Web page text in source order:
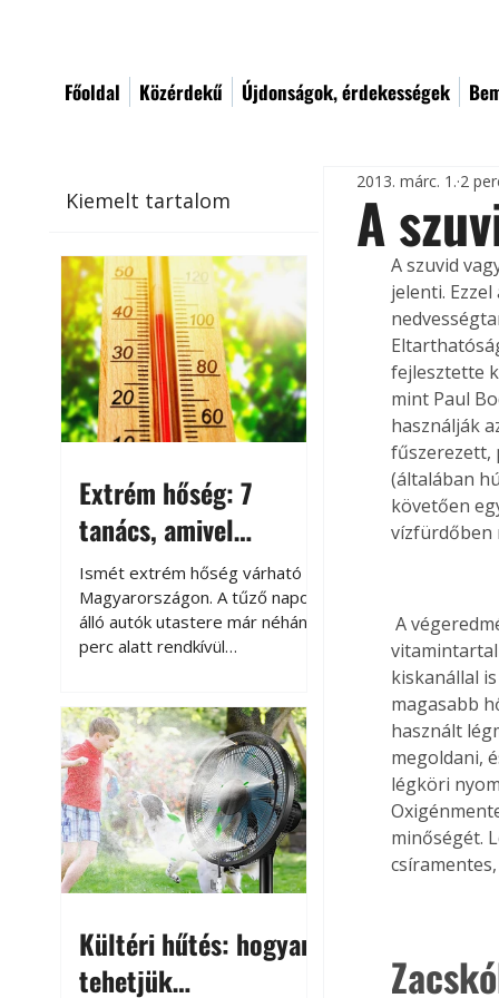
Főoldal Közérdekű Újdonságok, érdekességek
Kiemelt tartalom
Extrém hőség: 7
tanács, amivel
megóvhatjuk
autónkat a nyári
károktól
Ismét extrém hőség várható
Magyarországon. A tűző napon
álló autók utastere már néhány
perc alatt rendkívül
megközelítheti. Ez nemcsak a
beszállást teszi kellemetlenné,
hanem az autó állapotára és a
benne hagyott tárgyakra is
káros hatással lehet. Néhány
egyszerű óvintézkedéssel
azonban jelentősen
csökkenthetjük a hőség káros
Kültéri hűtés: hogyan
tehetjük
A
2013. márc. 1. 2
A szuvid
jelenti.
fejlesztette
mint Paul
használják
fűszerezett,
(általában
követően
vízfürdőben
A végeredmény teljesen eltér a megszokottól, más ez étel állaga, íze, tápanyag és
kiskanállal
magasabb
használt
megoldani,
légköri
minőségét.